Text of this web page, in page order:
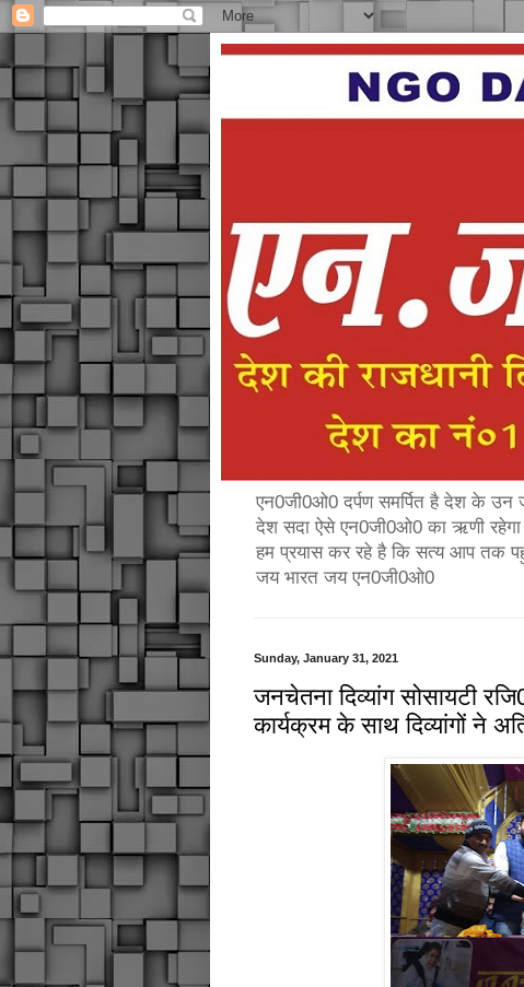
एन0जी0ओ0 दर्पण समर्पित है देश के उन
देश सदा ऐसे एन0जी0ओ0 का ऋणी रहेगा
हम प्रयास कर रहे है कि सत्य आप तक
जय भारत जय एन0जी0ओ0
Sunday, January 31, 2021
जनचेतना दिव्यांग सोसायटी
कार्यक्रम के साथ दिव्यांगों ने